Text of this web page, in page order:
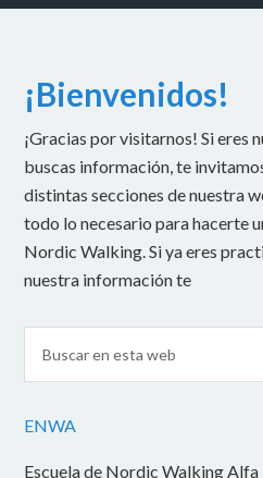
¡Bienvenidos!
¡Gracias por visitarnos! Si eres
buscas información, te
distintas secciones de nuestra
todo lo necesario para hacerte
Nordic Walking. Si ya eres
nuestra información te
ENWA
Escuela de Nordic Walking Alfa